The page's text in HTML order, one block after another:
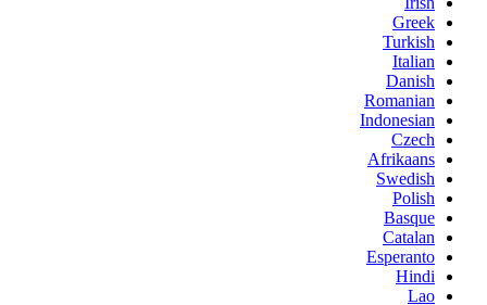
Greek
Turkish
Italian
Danish
Romanian
Indonesian
Czech
Afrikaans
Swedish
Polish
Basque
Catalan
Esperanto
Hindi
Lao